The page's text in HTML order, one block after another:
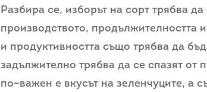
Разбира се, изборът на сорт трябва
производството, продължителността
и продуктивността също трябва да
задължително трябва да се спазят
по–важен е вкусът на зеленчуците, а